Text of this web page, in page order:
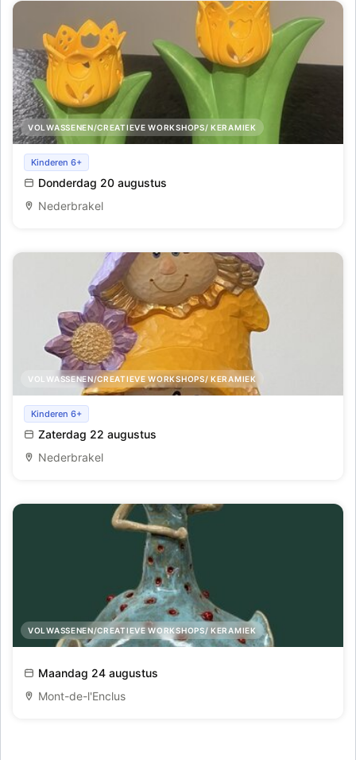
VOLWASSENEN/CREATIEVE WORKSHOPS/ KERAMIEK
Keramiekschilderen en glazuren
Kinderen 6+
Donderdag 20 augustus
Nederbrakel
VOLWASSENEN/CREATIEVE WORKSHOPS/ KERAMIEK
Keramiekschilderen en glazuren
Kinderen 6+
Zaterdag 22 augustus
Nederbrakel
VOLWASSENEN/CREATIEVE WORKSHOPS/ KERAMIEK
Zomerse Boetseerdagen
Maandag 24 augustus
Mont-de-l'Enclus